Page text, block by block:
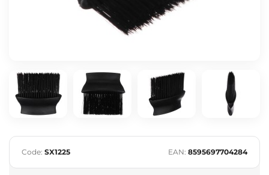
Code: SX1225 EAN: 8595697704284